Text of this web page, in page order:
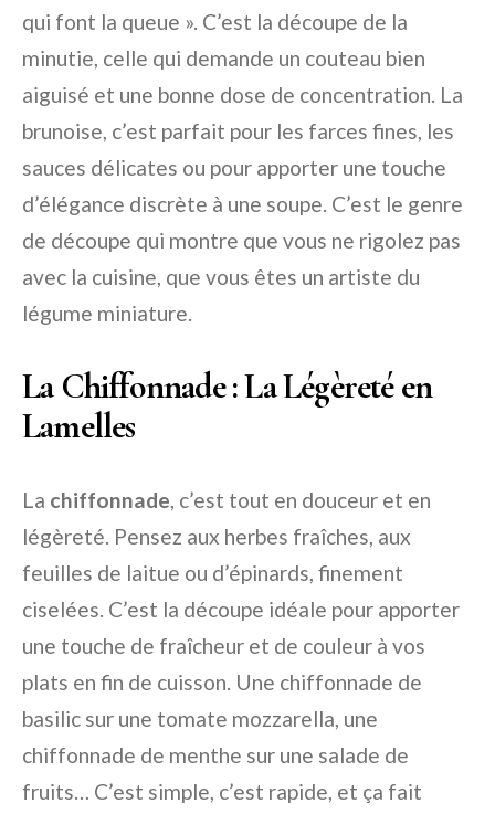
qui font la queue ». C’est la découpe de la
minutie, celle qui demande un couteau bien
aiguisé et une bonne dose de concentration. La
brunoise, c’est parfait pour les farces fines, les
sauces délicates ou pour apporter une touche
d’élégance discrète à une soupe. C’est le genre
de découpe qui montre que vous ne rigolez pas
avec la cuisine, que vous êtes un artiste du
légume miniature.
La Chiffonnade : La Légèreté en
Lamelles
La chiffonnade, c’est tout en douceur et en
légèreté. Pensez aux herbes fraîches, aux
feuilles de laitue ou d’épinards, finement
ciselées. C’est la découpe idéale pour apporter
une touche de fraîcheur et de couleur à vos
plats en fin de cuisson. Une chiffonnade de
basilic sur une tomate mozzarella, une
chiffonnade de menthe sur une salade de
fruits… C’est simple, c’est rapide, et ça fait